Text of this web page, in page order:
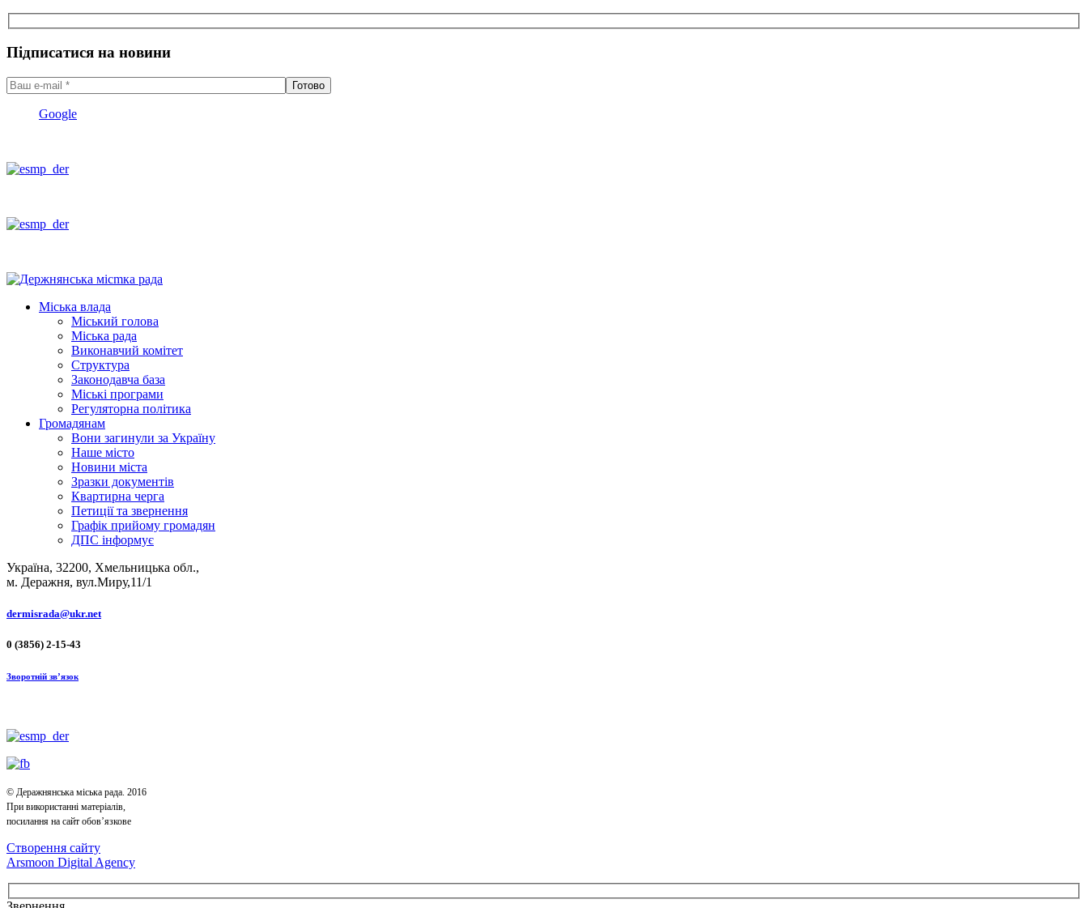
Підписатися на новини
Google
Міська влада
Міський голова
Міська рада
Виконавчий комітет
Структура
Законодавча база
Міські програми
Регуляторна політика
Громадянам
Вони загинули за Україну
Наше місто
Новини міста
Зразки документів
Квартирна черга
Петиції та звернення
Графік прийому громадян
ДПС інформує
Україна, 32200, Хмельницька обл.,
м. Деражня, вул.Миру,11/1
dermisrada@ukr.net
0 (3856) 2-15-43
Зворотній зв’язок
© Деражнянська міська рада. 2016
При використанні матеріалів,
посилання на сайт обов’язкове
Створення сайту
Arsmoon Digital Agency